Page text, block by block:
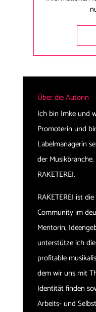
Über die Autorin
Ich bin Imke und
Promoterin und
Labelmanagerin
der
RAKETEREI.
RAKETEREI ist
Community im
Mentorin,
unterstütze ich
profitable
dem wir uns mit
Identität finden
Arbeits- und